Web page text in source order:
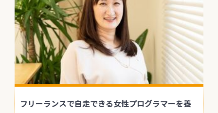
フリーランスで自走できる女性プログラマーを養